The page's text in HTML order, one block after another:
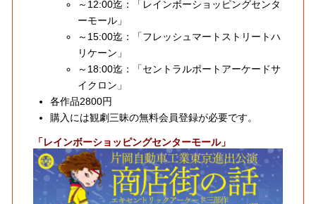
～12:00迄：「レインボーショッピングセンタ
ーモール」
～15:00迄：「フレッシュマートストリートハ
リケーン」
～18:00迄：「セントラルポートアーケードサ
イクロン」
各作品2800円
購入には観劇三昧の無料会員登録が必要です。
「レインボーショッピングセンターモール」